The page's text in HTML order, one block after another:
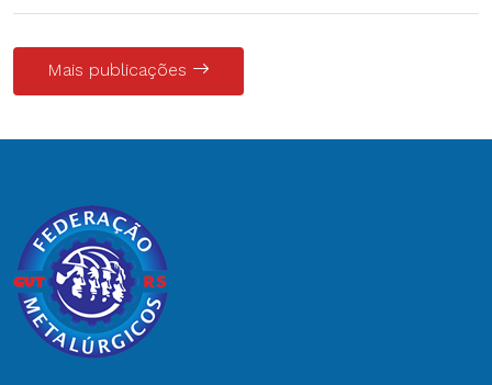
Mais publicações